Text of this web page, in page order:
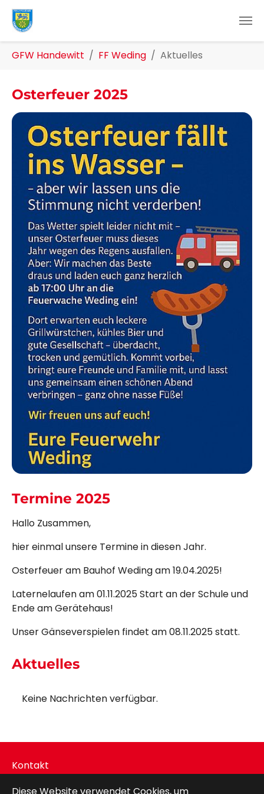
Zum Hauptinhalt springen
GFW Handewitt FF Weding Aktuelles
Osterfeuer 2025
Termine 2025
Hallo Zusammen,
hier einmal unsere Termine in diesen Jahr.
Osterfeuer am Bauhof Weding am 19.04.2025!
Laternelaufen am 01.11.2025 Start an der Schule und
Ende am Gerätehaus!
Unser Gänseverspielen findet am 08.11.2025 statt.
Aktuelles
Keine Nachrichten verfügbar.
Kontakt